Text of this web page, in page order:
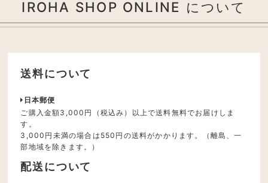
IROHA SHOP ONLINE について
送料について
日本郵便
ご購入金額3,000円（税込み）以上で送料無料でお届けしま
す。
3,000円未満の場合は550円の送料がかかります。（離島、一
部地域を除きます。）
配送について